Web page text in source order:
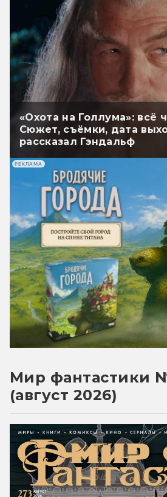
«Охота на Голлума»: всё
Сюжет, съёмки, дата
рассказал Гэндальф
РЕКЛАМА
Мир фантастики
(август 2026)